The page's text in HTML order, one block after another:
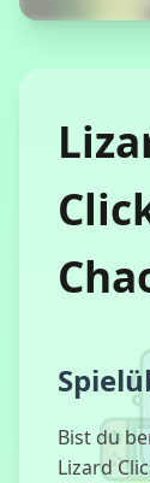
Bist du
Lizard